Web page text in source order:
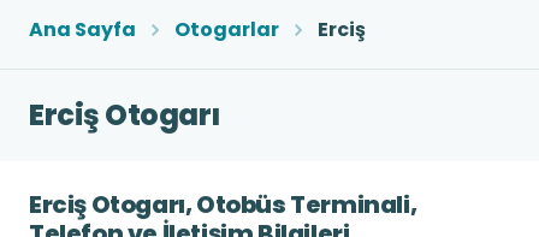
Ana Sayfa Otogarlar Erciş
Erciş Otogarı
Erciş Otogarı, Otobüs Terminali,